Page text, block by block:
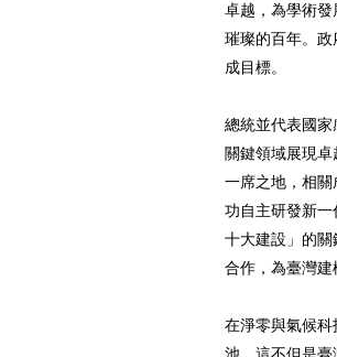
卓越，為學術
璀璨的百年。
成目標。
總統並代表國
關鍵領域展現
一席之地，相
功自主研發新
十大建設」的
合作，為臺灣
在淨零與氣候